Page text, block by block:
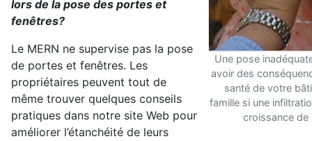
Une pose
avoir des
santé de votre
famille si une
croissance de
lors de la pose des portes et
fenêtres?
Le MERN ne supervise pas la pose
de portes et fenêtres. Les
propriétaires peuvent tout de
même trouver quelques conseils
pratiques dans notre site Web pour
améliorer l’étanchéité de leurs